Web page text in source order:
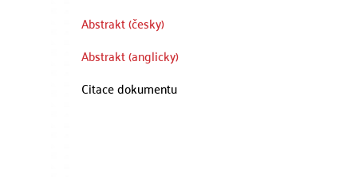
Abstrakt (česky)
Abstrakt (anglicky)
Citace dokumentu